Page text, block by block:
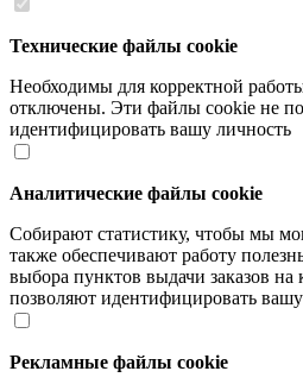
Технические файлы cookie
Необходимы для корректной
отключены. Эти файлы cookie не
идентифицировать вашу личность
Аналитические файлы cookie
Собирают статистику, чтобы мы
также обеспечивают работу
выбора пунктов выдачи заказов
позволяют идентифицировать
Рекламные файлы cookie